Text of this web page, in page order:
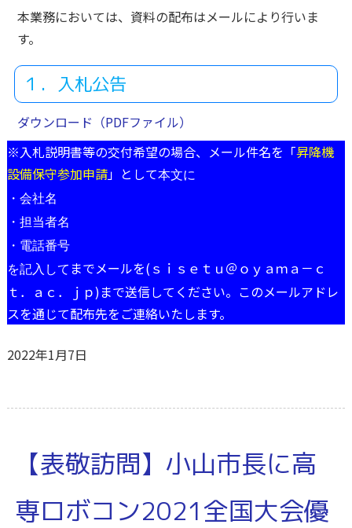
本業務においては、資料の配布はメールにより行いま
す。
１．入札公告
ダウンロード（PDFファイル）
※入札説明書等の交付希望の場合、メール件名を「昇降機
設備保守参加申請」として本文に
・会社名
・担当者名
・電話番号
を記入して までメールを(ｓｉｓｅｔｕ＠ｏｙａｍａ－ｃ
ｔ．ａｃ．ｊｐ)まで送信してください。このメールアドレ
スを通じて配布先をご連絡いたします。
2022年1月7日
【表敬訪問】小山市長に高
専ロボコン2021全国大会優